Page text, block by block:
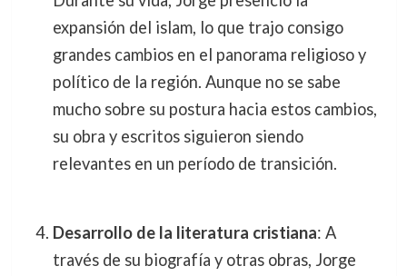
expansión del islam, lo que trajo consigo
grandes cambios en el panorama religioso y
político de la región. Aunque no se sabe
mucho sobre su postura hacia estos cambios,
su obra y escritos siguieron siendo
relevantes en un período de transición.
Desarrollo de la literatura cristiana: A
través de su biografía y otras obras, Jorge